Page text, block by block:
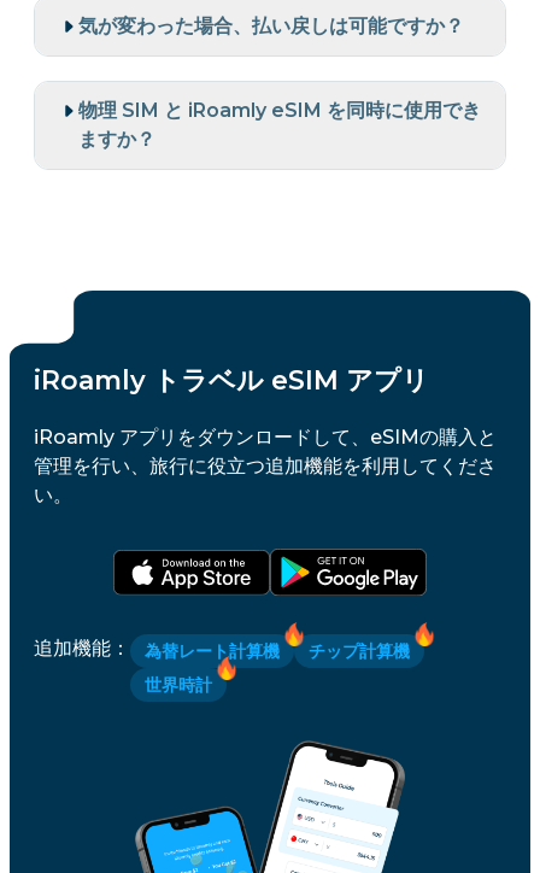
気が変わった場合、払い戻しは可能ですか？
物理 SIM と iRoamly eSIM を同時に使用でき
ますか？
iRoamly トラベル eSIM アプリ
iRoamly アプリをダウンロードして、eSIMの購入と
管理を行い、旅行に役立つ追加機能を利用してくださ
い。
追加機能 ： 為替レート計算機
チップ計算機
世界時計